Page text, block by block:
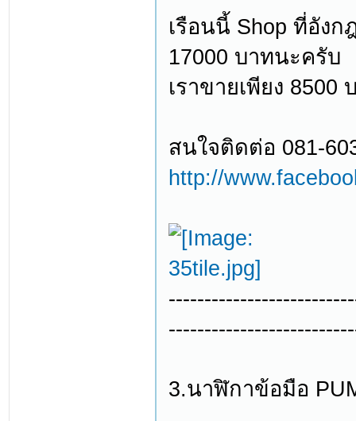
เรือนนี้ Shop ที่อัง
17000 บาทนะครับ
เราขายเพียง 8500
สนใจติดต่อ 081-
http://
3.นาฬิกาข้อมือ